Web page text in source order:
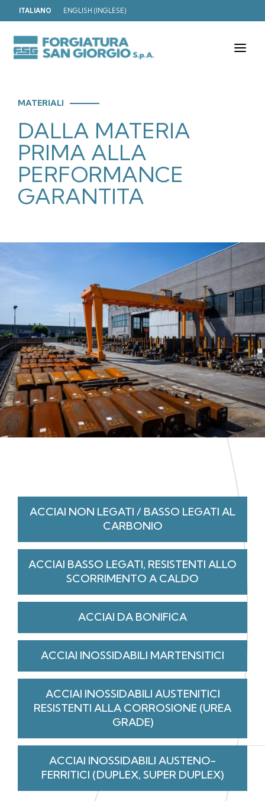
ITALIANO ENGLISH ( INGLESE)
T
MATERIALI
DALLA MATERIA
PRIMA ALLA
PERFORMANCE
GARANTITA
ACCIAI NON LEGATI / BASSO LEGATI AL
CARBONIO
ACCIAI BASSO LEGATI, RESISTENTI ALLO
SCORRIMENTO A CALDO
ACCIAI DA BONIFICA
ACCIAI INOSSIDABILI MARTENSITICI
ACCIAI INOSSIDABILI AUSTENITICI
RESISTENTI ALLA CORROSIONE (UREA
GRADE)
ACCIAI INOSSIDABILI AUSTENO-
FERRITICI (DUPLEX, SUPER DUPLEX)